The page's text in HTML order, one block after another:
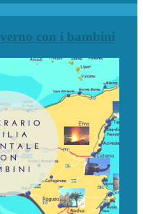
con i bambini